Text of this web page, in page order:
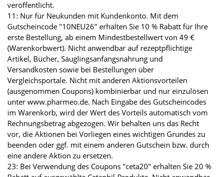
veröffentlicht.
11: Nur für Neukunden mit Kundenkonto. Mit dem
Gutscheincode "10NEU26" erhalten Sie 10 % Rabatt für Ihre
erste Bestellung, ab einem Mindestbestellwert von 49 €
(Warenkorbwert). Nicht anwendbar auf rezeptpflichtige
Artikel, Bücher, Säuglingsanfangsnahrung und
Versandkosten sowie bei Bestellungen über
Vergleichsportale. Nicht mit anderen Aktionsvorteilen
(ausgenommen Coupons) kombinierbar und nur einzulösen
unter www.pharmeo.de. Nach Eingabe des Gutscheincodes
im Warenkorb, wird der Wert des Vorteils automatisch vom
Rechnungsbetrag abgezogen. Wir behalten uns das Recht
vor, die Aktionen bei Vorliegen eines wichtigen Grundes zu
beenden oder ggf. mit einem anderen Gutschein bzw. durch
eine andere Aktion zu ersetzen.
23: Bei Verwendung des Coupons "ceta20" erhalten Sie 20 %